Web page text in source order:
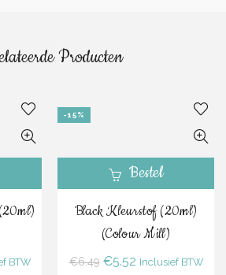
Producten
BTW
-15%
Bestel
Black Kleurstof (20ml)
(Colour Mill)
€6.49 Oorspronkelijke
€5.52Huidige
Inclusief BTW